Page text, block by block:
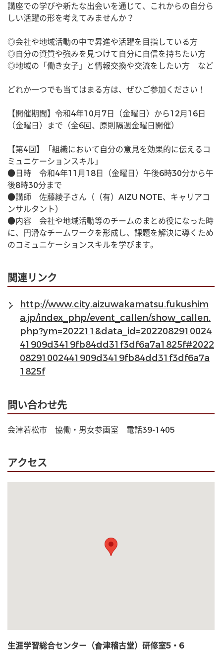
講座での学びや新たな出会いを通じて、これからの自分ら
しい活躍の形を考えてみませんか？
◎会社や地域活動の中で昇進や活躍を目指している方
◎自分の資質や強みを見つけて自分に自信を持ちたい方
◎地域の「働き女子」と情報交換や交流をしたい方　など
どれか一つでも当てはまる方は、ぜひご参加ください！
【開催期間】令和4年10月7日（金曜日）から12月16日
（金曜日）まで（全6回、原則隔週金曜日開催）
【第4回】「組織において自分の意見を効果的に伝えるコ
ミュニケーションスキル」
●日時　令和4年11月18日（金曜日）午後6時30分から午
後8時30分まで
●講師　佐藤綾子さん（（有）AIZU NOTE、キャリアコ
ンサルタント）
●内容　会社や地域活動等のチームのまとめ役になった時
に、円滑なチームワークを形成し、課題を解決に導くため
のコミュニケーションスキルを学びます。
関連リンク
http://www.city.aizuwakamatsu.fukushim
a.jp/index_php/event_callen/show_callen.
php?ym=202211&data_id=2022082910024
41909d3419fb84dd31f3df6a7a1825f#2022
08291002441909d3419fb84dd31f3df6a7a
1825f
問い合わせ先
会津若松市　協働・男女参画室　電話39-1405
アクセス
生涯学習総合センター（會津稽古堂）研修室5・6